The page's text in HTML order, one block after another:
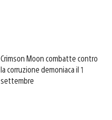
Crimson Moon combatte contro
la corruzione demoniaca il 1
settembre